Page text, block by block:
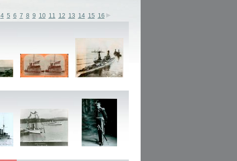
4 5 6 7 8 9 10 11 12 13 14 15 16